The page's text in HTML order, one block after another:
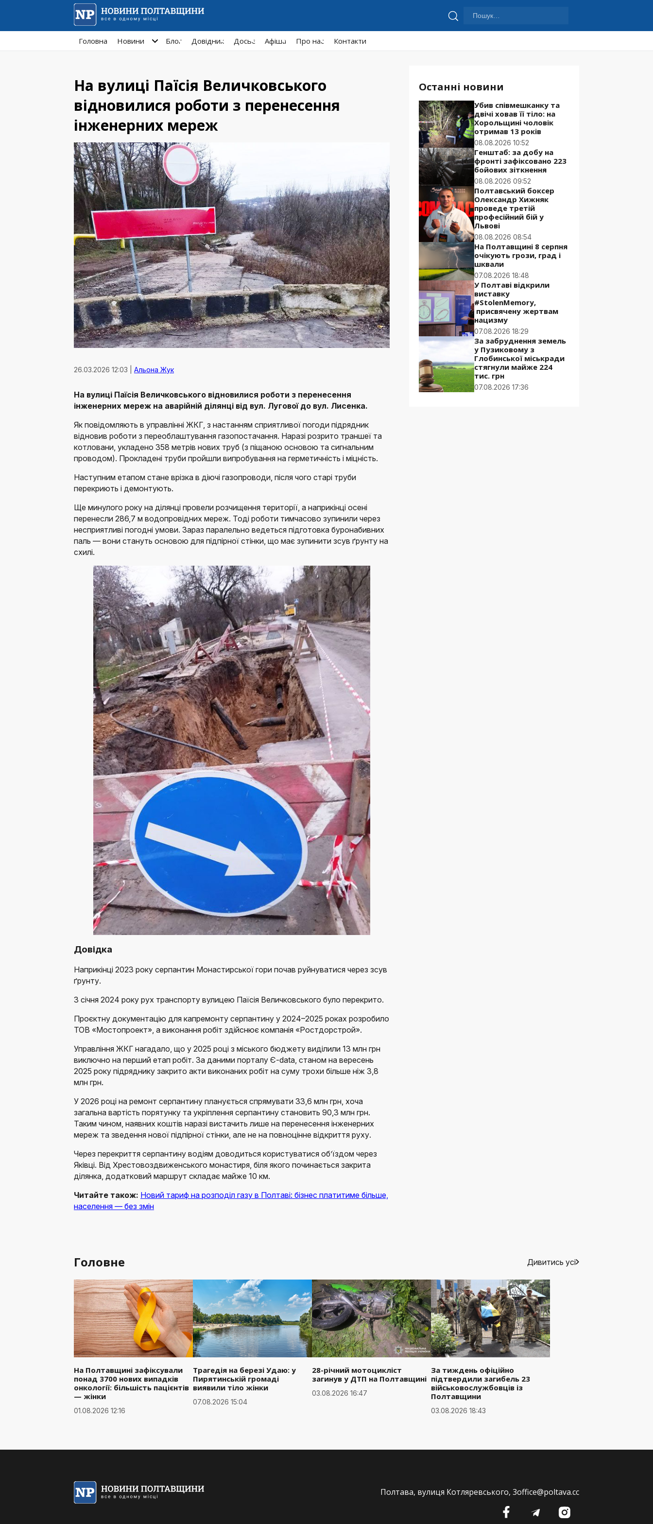
Пошук:
Головна Новини Блог Довідник Досьє Афiша Про нас Контакти
На вулиці Паїсія Величковського
відновилися роботи з перенесення
інженерних мереж
26.03.2026 12:03 | Альона Жук
На вулиці Паїсія Величковського відновилися роботи з перенесення
інженерних мереж на аварійній ділянці від вул. Лугової до вул. Лисенка.
Як повідомляють в управлінні ЖКГ, з настанням сприятливої погоди підрядник
відновив роботи з переоблаштування газопостачання. Наразі розрито траншеї та
котловани, укладено 358 метрів нових труб (з піщаною основою та сигнальним
проводом). Прокладені труби пройшли випробування на герметичність і міцність.
Наступним етапом стане врізка в діючі газопроводи, після чого старі труби
перекриють і демонтують.
Ще минулого року на ділянці провели розчищення території, а наприкінці осені
перенесли 286,7 м водопровідних мереж. Тоді роботи тимчасово зупинили через
несприятливі погодні умови. Зараз паралельно ведеться підготовка буронабивних
паль — вони стануть основою для підпірної стінки, що має зупинити зсув ґрунту на
схилі.
Довідка
Наприкінці 2023 року серпантин Монастирської гори почав руйнуватися через зсув
ґрунту.
З січня 2024 року рух транспорту вулицею Паїсія Величковського було перекрито.
Проєктну документацію для капремонту серпантину у 2024–2025 роках розробило
ТОВ «Мостопроект», а виконання робіт здійснює компанія «Ростдорстрой».
Управління ЖКГ нагадало, що у 2025 році з міського бюджету виділили 13 млн грн
виключно на перший етап робіт. За даними порталу Є-data, станом на вересень
2025 року підряднику закрито акти виконаних робіт на суму трохи більше ніж 3,8
млн грн.
У 2026 році на ремонт серпантину планується спрямувати 33,6 млн грн, хоча
загальна вартість порятунку та укріплення серпантину становить 90,3 млн грн.
Таким чином, наявних коштів наразі вистачить лише на перенесення інженерних
мереж та зведення нової підпірної стінки, але не на повноцінне відкриття руху.
Через перекриття серпантину водіям доводиться користуватися об’їздом через
Яківці. Від Хрестовоздвиженського монастиря, біля якого починається закрита
ділянка, додатковий маршрут складає майже 10 км.
Читайте також: Новий тариф на розподіл газу в Полтаві: бізнес платитиме більше,
населення — без змін
Останні новини
Убив співмешканку та
двічі ховав її тіло: на
Хорольщині чоловік
отримав 13 років
08.08.2026 10:52
Генштаб: за добу на
фронті зафіксовано 223
бойових зіткнення
08.08.2026 09:52
Полтавський боксер
Олександр Хижняк
проведе третій
професійний бій у
Львові
08.08.2026 08:54
На Полтавщині 8 серпня
очікують грози, град і
шквали
07.08.2026 18:48
У Полтаві відкрили
виставку
#StolenMemory,
присвячену жертвам
нацизму
07.08.2026 18:29
За забруднення земель
у Пузиковому з
Глобинської міськради
стягнули майже 224
тис. грн
07.08.2026 17:36
Головне Дивитись усі
На Полтавщині зафіксували
понад 3700 нових випадків
онкології: більшість пацієнтів
— жінки
01.08.2026 12:16
Трагедія на березі Удаю: у
Пирятинській громаді
виявили тіло жінки
07.08.2026 15:04
28-річний мотоцикліст
загинув у ДТП на Полтавщині
03.08.2026 16:47
За тиждень офіційно
підтвердили загибель 23
військовослужбовців із
Полтавщини
03.08.2026 18:43
Полтава, вулиця Котляревського, 3office@poltava.cc